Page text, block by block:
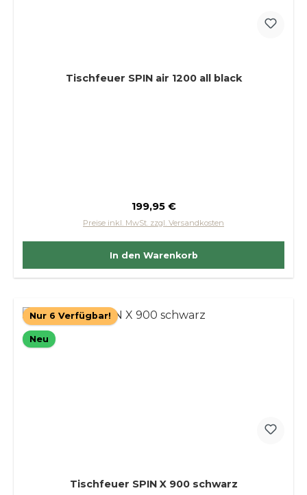
Tischfeuer SPIN air 1200 all black
Regulärer Preis:
199,95 €
Preise inkl. MwSt. zzgl. Versandkosten
In den Warenkorb
Nur 6 Verfügbar!
Neu
Tischfeuer SPIN X 900 schwarz